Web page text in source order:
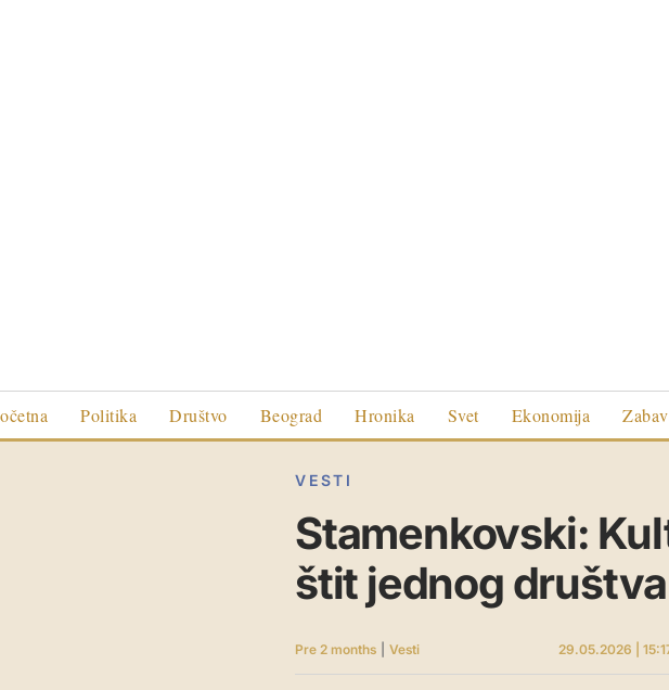
Politika Društvo Beograd Hronika Svet Ekonomija
VESTI
Stamenkovski:
štit jednog
Pre 2 months Vesti 29.05.2026 |